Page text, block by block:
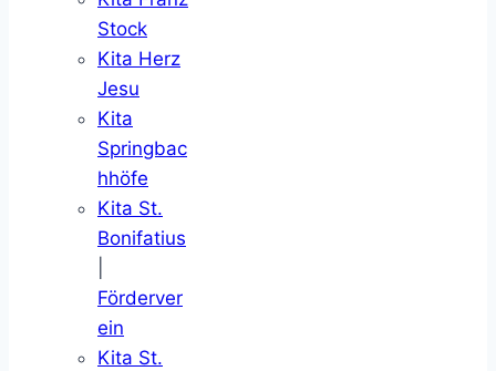
Stock
Kita Herz
Jesu
Kita
Springbac
hhöfe
Kita St.
Bonifatius
Förderver
ein
Kita St.